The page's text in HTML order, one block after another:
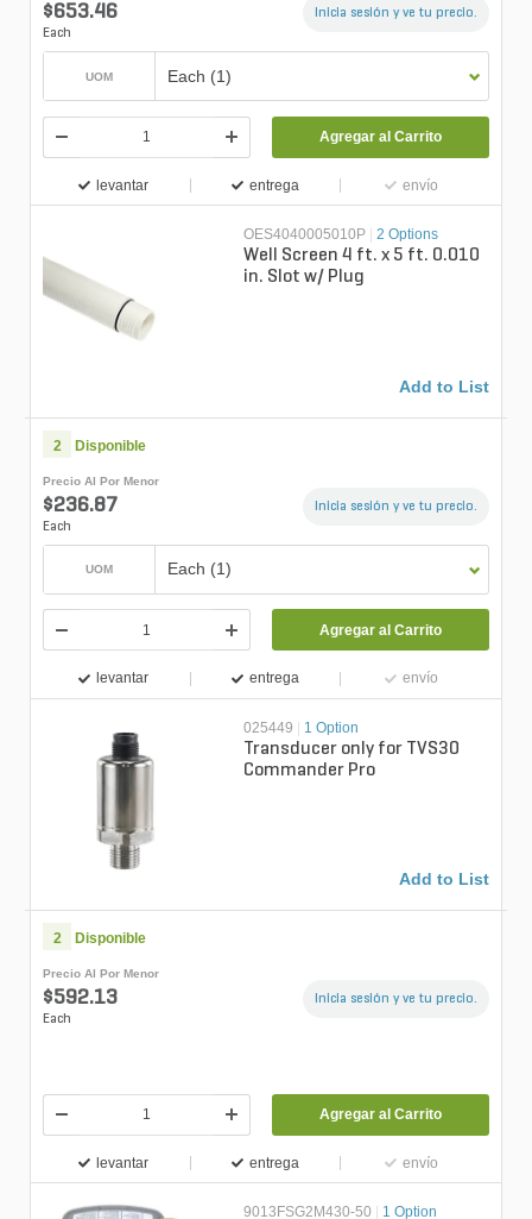
$653.46
Each
Inicia sesión y ve tu precio.
UOM Each (1)
Agregar al Carrito
levantar entrega envío
OES4040005010P 2 Options
Well Screen 4 ft. x 5 ft. 0.010
in. Slot w/ Plug
Add to List
2 Disponible
Precio Al Por Menor
$236.87
Each
Inicia sesión y ve tu precio.
UOM Each (1)
Agregar al Carrito
levantar entrega envío
025449 | 1 Option
Transducer only for TVS30
Commander Pro
Add to List
2 Disponible
Precio Al Por Menor
$592.13
Each
Inicia sesión y ve tu precio.
Agregar al Carrito
levantar entrega envío
9013FSG2M430-50 1 Option